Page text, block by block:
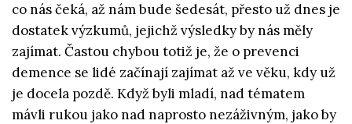
co nás čeká, až nám bude šedesát, přesto už dnes je
dostatek výzkumů, jejichž výsledky by nás měly
zajímat. Častou chybou totiž je, že o prevenci
demence se lidé začínají zajímat až ve věku, kdy už
je docela pozdě. Když byli mladí, nad tématem
mávli rukou jako nad naprosto nezáživným, jako by